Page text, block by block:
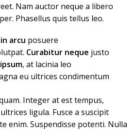
Nam auctor neque a libero
Phasellus quis tellus leo.
arcu posuere
Curabitur neque justo
, at lacinia leo
eu ultrices condimentum
Integer at est tempus,
ligula. Fusce a suscipit
enim. Suspendisse potenti. Nulla